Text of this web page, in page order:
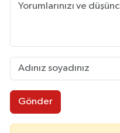
Gönder